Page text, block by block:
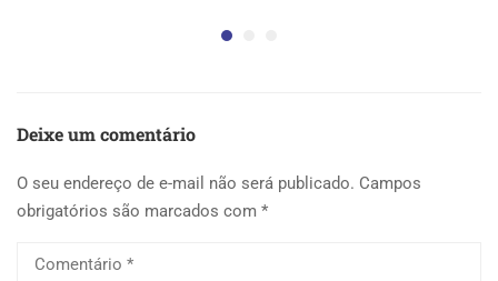
Deixe um comentário
O seu endereço de e-mail não será publicado. Campos
obrigatórios são marcados com *